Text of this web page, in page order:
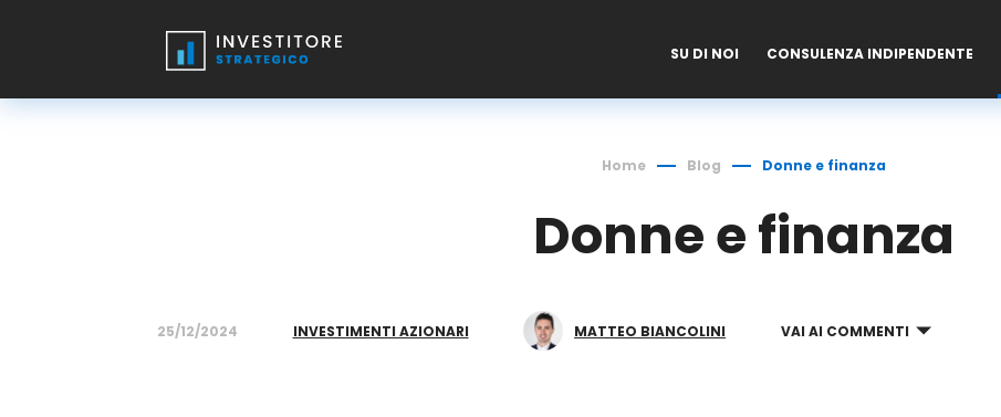
SU DI NOI CONSULENZA INDIPENDENTE
Home Blog Donne e finanza
Donne e finanza
25/12/2024 INVESTIMENTI AZIONARI MATTEO BIANCOLINI VAI AI COMMENTI